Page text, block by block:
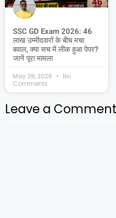
SSC GD Exam 2026: 46
लाख उम्मीदवारों के बीच मचा
बवाल, क्या सच में लीक हुआ पेपर?
जानें पूरा मामला
May 28, 2026
No
Comments
Leave a Comment